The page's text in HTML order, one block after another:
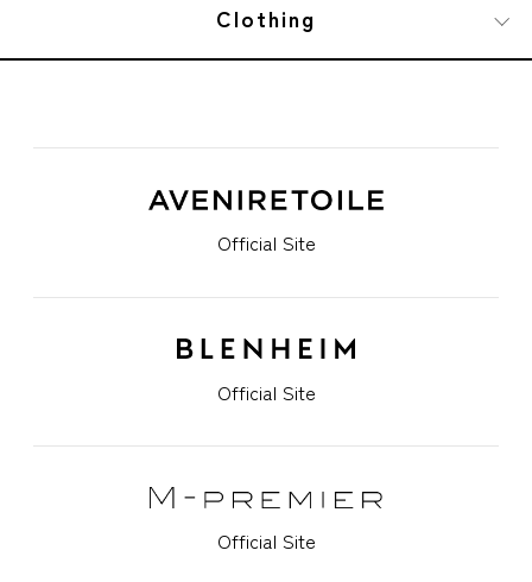
Clothing
Official Site
Official Site
Official Site